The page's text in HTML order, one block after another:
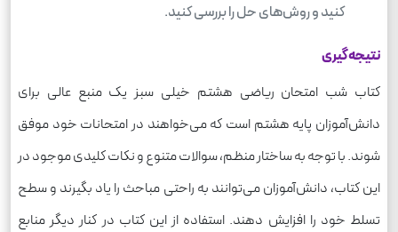
کنید و روش‌های حل را بررسی کنید.
نتیجه‌گیری
کتاب شب امتحان ریاضی هشتم خیلی سبز یک منبع عالی برای
دانش‌آموزان پایه هشتم است که می‌خواهند در امتحانات خود موفق
شوند. با توجه به ساختار منظم، سوالات متنوع و نکات کلیدی موجود در
این کتاب، دانش‌آموزان می‌توانند به راحتی مباحث را یاد بگیرند و سطح
تسلط خود را افزایش دهند. استفاده از این کتاب در کنار دیگر منابع